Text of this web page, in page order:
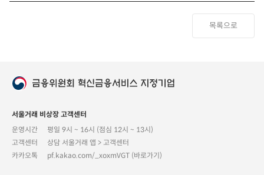
목록으로
서울거래 비상장 고객센터
운영시간
평일 9시 ~ 16시 (점심 12시 ~ 13시)
고객센터
상담 서울거래 앱 > 고객센터
카카오톡
pf.kakao.com/_xoxmVGT (바로가기)